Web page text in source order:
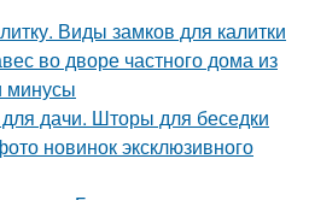
Виды замков для калитки
во дворе частного дома из
минусы
дачи. Шторы для беседки
новинок эксклюзивного